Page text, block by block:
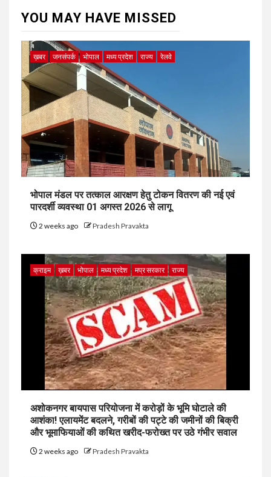
YOU MAY HAVE MISSED
ख़बर जनसंपर्क भोपाल मध्य प्रदेश राज्य रेलवे
भोपाल मंडल पर तत्काल आरक्षण हेतु टोकन वितरण की नई एवं
पारदर्शी व्यवस्था 01 अगस्त 2026 से लागू
2 weeks ago Pradesh Pravakta
क्राइम ख़बर भोपाल मध्य प्रदेश मप्र सरकार राज्य
अशोकनगर बायपास परियोजना में करोड़ों के भूमि घोटाले की
आशंका! एलायमेंट बदलने, गरीबों की पट्टे की जमीनों की बिक्री
और भूमाफियाओं की कथित खरीद-फरोख्त पर उठे गंभीर सवाल
2 weeks ago Pradesh Pravakta